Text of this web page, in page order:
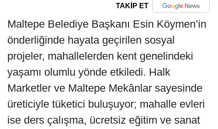
TAKİP ET
Maltepe Belediye Başkanı Esin Köymen’in
önderliğinde hayata geçirilen sosyal
projeler, mahallelerden kent genelindeki
yaşamı olumlu yönde etkiledi. Halk
Marketler ve Maltepe Mekânlar sayesinde
üreticiyle tüketici buluşuyor; mahalle evleri
ise ders çalışma, ücretsiz eğitim ve sanat